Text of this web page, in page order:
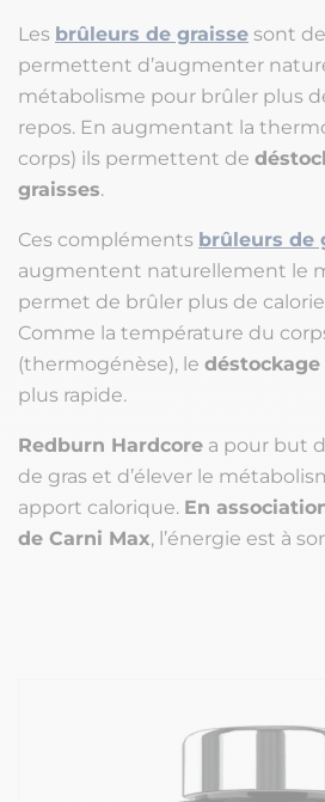
Les brûleurs de graisse sont
permettent d’augmenter
métabolisme pour brûler plus
repos. En augmentant la
corps) ils permettent de
graisses.
Ces compléments brûleurs de
augmentent naturellement le
permet de brûler plus de
Comme la température du
(thermogénèse), le déstockage
plus rapide.
Redburn Hardcore a pour but
de gras et d’élever le
apport calorique. En
de Carni Max, l’énergie est à